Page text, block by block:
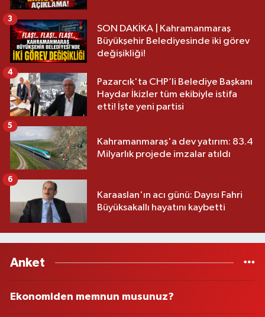
SON DAKİKA | Kahramanmaraş
Büyükşehir Belediyesinde iki görev
değişikliği!
3
Pazarcık'ta CHP’li Belediye Başkanı
Haydar İkizler tüm ekibiyle istifa
etti! İşte yeni partisi
4
Kahramanmaraş'a dev yatırım: 83.4
Milyarlık projede imzalar atıldı
5
Karaaslan'ın acı günü: Dayısı Fahri
Büyüksakallı hayatını kaybetti
6
Anket
Ekonomiden memnun musunuz?